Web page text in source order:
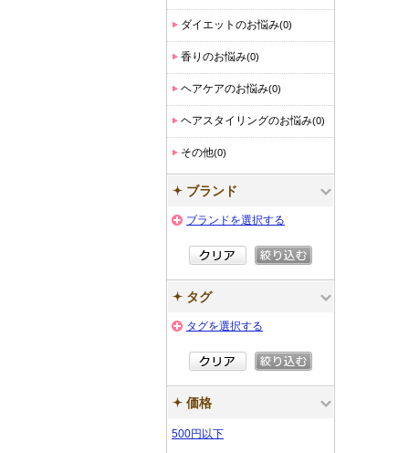
ダイエットのお悩み(0)
香りのお悩み(0)
ヘアケアのお悩み(0)
ヘアスタイリングのお悩み(0)
その他(0)
ブランド
ブランドを選択する
タグ
タグを選択する
価格
500円以下